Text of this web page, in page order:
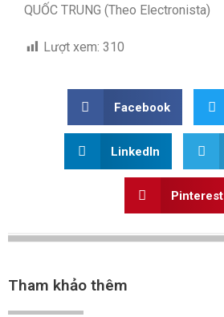
QUỐC TRUNG (Theo Electronista)
Lượt xem: 310
Facebook
LinkedIn
Pinterest
Tham khảo thêm